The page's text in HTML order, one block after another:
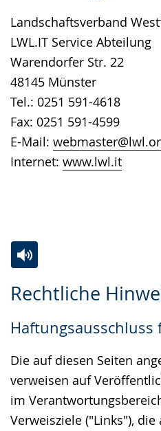
Landschaftsverband
LWL.IT Service Abteilung
Warendorfer Str. 22
48145 Münster
Tel.: 0251 591-4618
Fax: 0251 591-4599
E-Mail:
Internet: www.lwl.it
Gebärdensprache
wird
angezeigt.
Rechtliche
Die auf diesen Seiten
verweisen auf
im
Verweisziele ("Links"),
Leichten
wechseln.
Audio-
Video
Deutscher
Gebärdensprache
wird
angezeigt.